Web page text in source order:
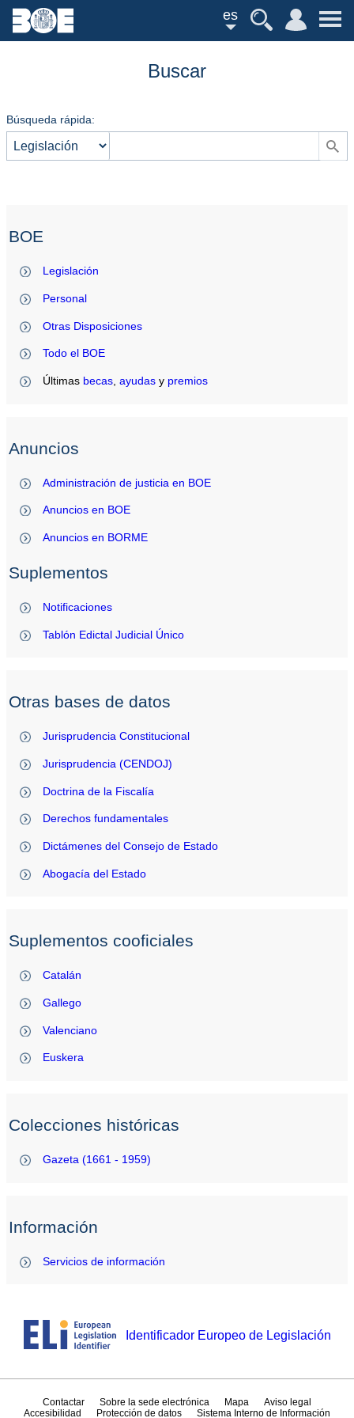
es
Buscar
Búsqueda rápida:
BOE
Legislación
Personal
Otras Disposiciones
Todo el BOE
Últimas becas ,ayudas y premios
Anuncios
Administración de justicia en BOE
Anuncios en BOE
Anuncios en BORME
Suplementos
Notificaciones
Tablón Edictal Judicial Único
Otras bases de datos
Jurisprudencia Constitucional
Jurisprudencia (CENDOJ)
Doctrina de la Fiscalía
Derechos fundamentales
Dictámenes del Consejo de Estado
Abogacía del Estado
Suplementos cooficiales
Catalán
Gallego
Valenciano
Euskera
Colecciones históricas
Gazeta (1661 - 1959)
Información
Servicios de información
Identificador Europeo de Legislación
Contactar Sobre la sede electrónica Mapa
Aviso legal
Accesibilidad
Protección de datos Sistema Interno de Información